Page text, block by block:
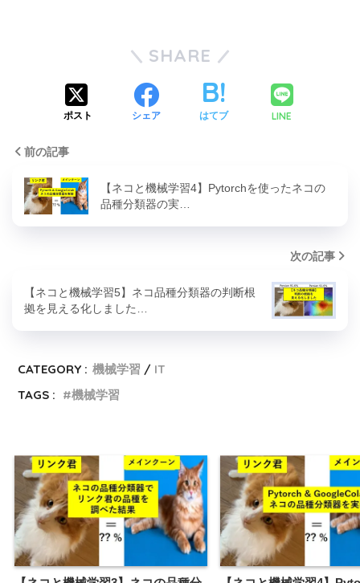
SHARE
ポスト シェア はてブ LINE
前の記事
【ネコと機械学習4】Pytorchを使ったネコの
品種分類器の実…
次の記事
【ネコと機械学習5】ネコ品種分類器の判断根
拠を見える化しました…
CATEGORY : 機械学習
IT
TAGS :
機械学習